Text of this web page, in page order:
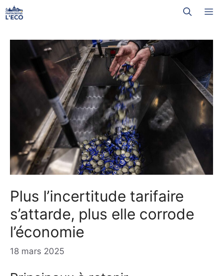
Aller
au
Plus l’incertitude tarifaire
s’attarde, plus elle corrode
l’économie
18 mars 2025